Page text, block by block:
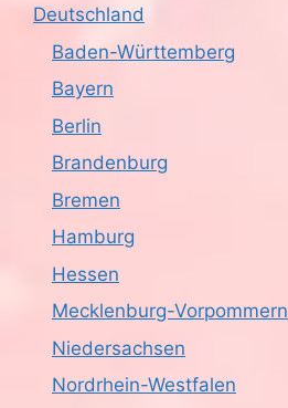
Deutschland
Baden-Württemberg
Bayern
Berlin
Brandenburg
Bremen
Hamburg
Hessen
Mecklenburg-Vorpommern
Niedersachsen
Nordrhein-Westfalen